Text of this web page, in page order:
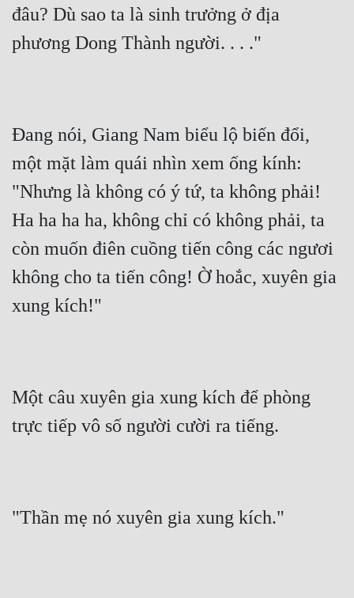
đâu? Dù sao ta là sinh trưởng ở địa
phương Dong Thành người. . . ."
Đang nói, Giang Nam biểu lộ biến đổi,
một mặt làm quái nhìn xem ống kính:
"Nhưng là không có ý tứ, ta không phải!
Ha ha ha ha, không chỉ có không phải, ta
còn muốn điên cuồng tiến công các ngươi
không cho ta tiến công! Ờ hoắc, xuyên gia
xung kích!"
Một câu xuyên gia xung kích để phòng
trực tiếp vô số người cười ra tiếng.
"Thần mẹ nó xuyên gia xung kích."